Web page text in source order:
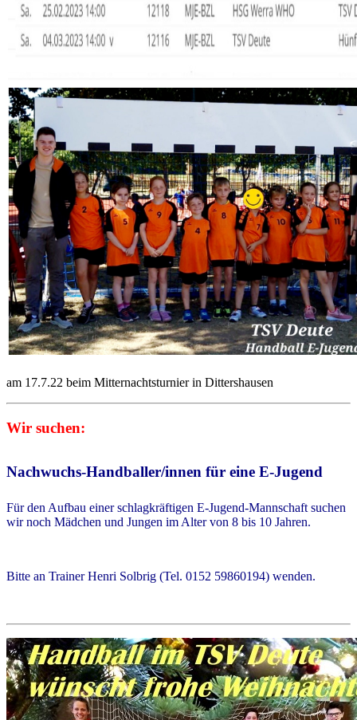
am 17.7.22 beim Mitternachtsturnier in Dittershausen
Wir suchen:
Nachwuchs-Handballer/innen für eine E-Jugend
Für den Aufbau einer schlagkräftigen E-Jugend-Mannschaft suchen
wir noch Mädchen und Jungen im Alter von 8 bis 10 Jahren.
Bitte an Trainer Henri Solbrig (Tel. 0152 59860194) wenden.